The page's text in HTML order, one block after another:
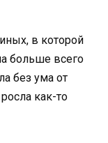
в которой
больше всего
без ума от
как-то